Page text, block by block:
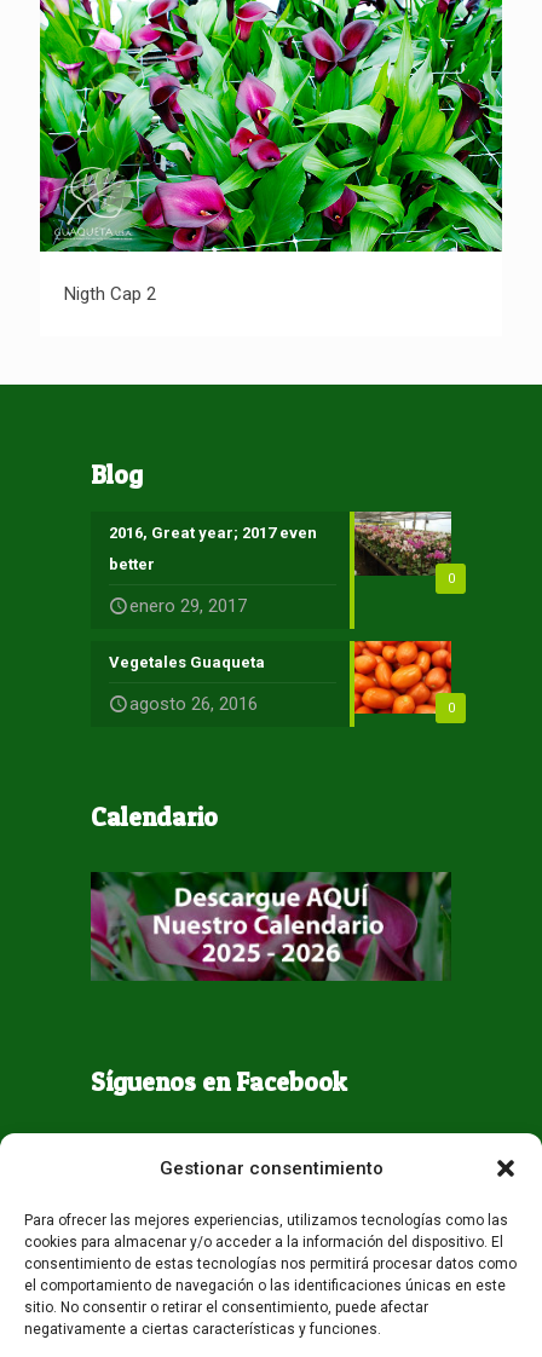
Gestionar consentimiento
Para ofrecer las mejores experiencias, utilizamos tecnologías como las
cookies para almacenar y/o acceder a la información del dispositivo. El
consentimiento de estas tecnologías nos permitirá procesar datos como
el comportamiento de navegación o las identificaciones únicas en este
sitio. No consentir o retirar el consentimiento, puede afectar
negativamente a ciertas características y funciones.
Nigth Cap 2
Blog
0
2016, Great year; 2017 even
better
enero 29, 2017
0
Vegetales Guaqueta
agosto 26, 2016
Calendario
Síguenos en Facebook
Todos los derechos reservados - Guaqueta USA 2026